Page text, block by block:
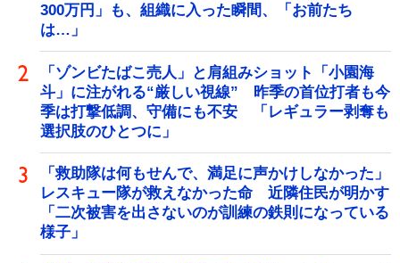
300万円」も、組織に入った瞬間、「お前たち
は…」
「ゾンビたばこ売人」と肩組みショット「小園海
斗」に注がれる“厳しい視線” 昨季の首位打者も今
季は打撃低調、守備にも不安 「レギュラー剥奪も
選択肢のひとつに」
「救助隊は何もせんで、満足に声かけしなかった」
レスキュー隊が救えなかった命 近隣住民が明かす
「二次被害を出さないのが訓練の鉄則になっている
様子」